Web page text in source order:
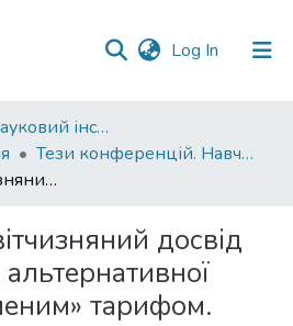
Log In (current)
Навчально-науковий інститут економіки, управління, права та інформаційних технологій
Тези конференцій. Навчально-науковий інститут економіки, управління, права та інформаційних технологій
. Світовий та вітчизняний досвід використання альтернативної енергії за «зеленим» тарифом.
досвід
тарифом.